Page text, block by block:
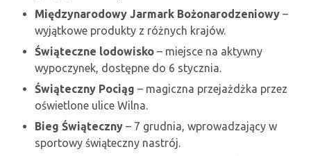
Międzynarodowy Jarmark Bożonarodzeniowy –
wyjątkowe produkty z różnych krajów.
Świąteczne lodowisko – miejsce na aktywny
wypoczynek, dostępne do 6 stycznia.
Świąteczny Pociąg – magiczna przejażdżka przez
oświetlone ulice Wilna.
Bieg Świąteczny – 7 grudnia, wprowadzający w
sportowy świąteczny nastrój.